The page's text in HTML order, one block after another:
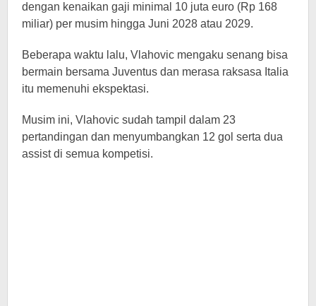
dengan kenaikan gaji minimal 10 juta euro (Rp 168
miliar) per musim hingga Juni 2028 atau 2029.
Beberapa waktu lalu, Vlahovic mengaku senang bisa
bermain bersama Juventus dan merasa raksasa Italia
itu memenuhi ekspektasi.
Musim ini, Vlahovic sudah tampil dalam 23
pertandingan dan menyumbangkan 12 gol serta dua
assist di semua kompetisi.